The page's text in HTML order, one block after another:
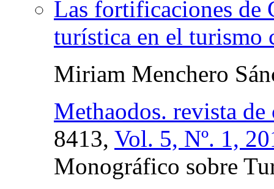
Las fortificaciones de
turística en el turismo
Miriam Menchero
Methaodos. revista de
8413, Vol. 5, Nº. 1,
Monográfico sobre